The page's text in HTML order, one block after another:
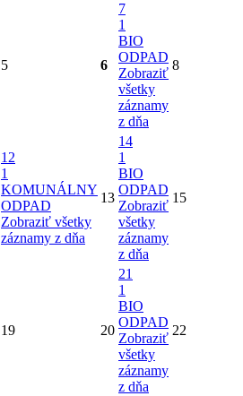
5 6
7
1
BIO
ODPAD
Zobraziť
všetky
záznamy
z dňa
8
12
1
KOMUNÁLNY
ODPAD
Zobraziť všetky
záznamy z dňa
13
14
1
BIO
ODPAD
Zobraziť
všetky
záznamy
z dňa
15
19 20
21
1
BIO
ODPAD
Zobraziť
všetky
záznamy
z dňa
22